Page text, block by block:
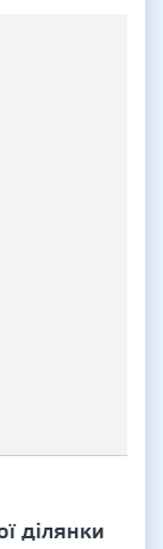
ділянки